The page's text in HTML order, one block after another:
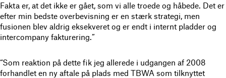
Fakta er, at det ikke er gået, som vi alle troede og håbede. Det er
efter min bedste overbevisning er en stærk strategi, men
fusionen blev aldrig eksekveret og er endt i internt pladder og
intercompany fakturering.”
“Som reaktion på dette fik jeg allerede i udgangen af 2008
forhandlet en ny aftale på plads med TBWA som tilknyttet